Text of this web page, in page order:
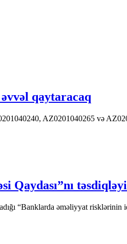
qaytaracaq
AZ0201040265 və
Qaydası”nı
“Banklarda əməliyyat risklərinin